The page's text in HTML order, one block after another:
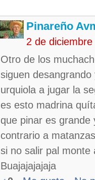
Pinareño
2 de
Otro de los
siguen
urquiola a jugar la
es esto madrina
que pinar es grande
contrario a
si no salir pal
Buajajajajaja